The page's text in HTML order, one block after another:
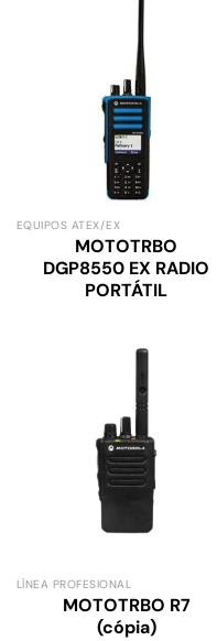
EQUIPOS ATEX/EX
MOTOTRBO
DGP8550 EX RADIO
PORTÁTIL
LÍNEA PROFESIONAL
MOTOTRBO R7
(cópia)